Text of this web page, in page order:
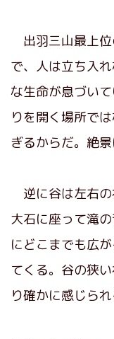
出羽三山最上
で、人は立ち入
な生命が息づい
りを開く場所で
ぎるからだ。絶景
逆に谷は左右
大石に座って滝
にどこまでも広
てくる。谷の狭
り確かに感じら